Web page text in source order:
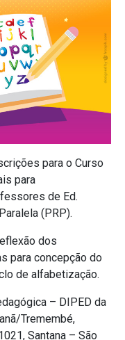
para o Curso
para
de Ed.
(PRP).
dos
para concepção do
de alfabetização.
– DIPED da
Tremembé,
Santana – São